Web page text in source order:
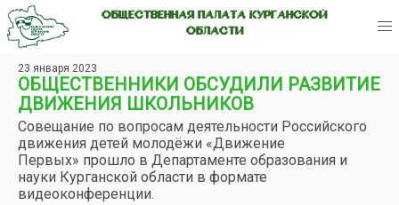
ОБЩЕСТВЕННАЯ ПАЛАТА КУРГАНСКОЙ
ОБЛАСТИ
23 января 2023
ОБЩЕСТВЕННИКИ ОБСУДИЛИ РАЗВИТИЕ
ДВИЖЕНИЯ ШКОЛЬНИКОВ
Совещание по вопросам деятельности Российского
движения детей молодёжи «Движение
Первых» прошло в Департаменте образования и
науки Курганской области в формате
видеоконференции.